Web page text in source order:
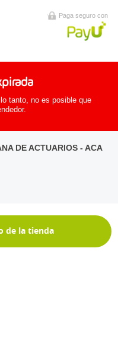
Paga seguro con
tanto, no es posible que
DE ACTUARIOS - ACA
de la tienda